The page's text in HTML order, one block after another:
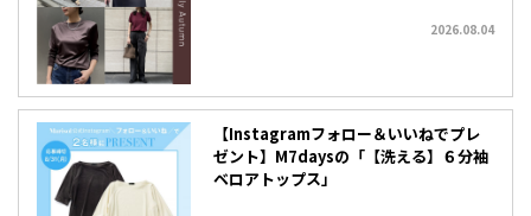
2026.08.04
【Instagramフォロー＆いいねでプレ
ゼント】M7daysの「【洗える】６分袖
ベロアトップス」